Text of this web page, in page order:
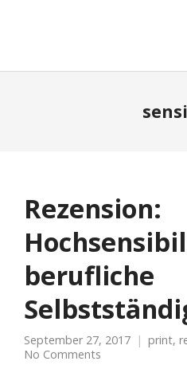
Rezension:
berufliche
September 27, 2017 print,
No Comments